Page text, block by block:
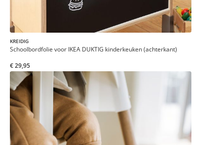
KREIDIG
Schoolbordfolie voor IKEA DUKTIG kinderkeuken (achterkant)
€ 29,95